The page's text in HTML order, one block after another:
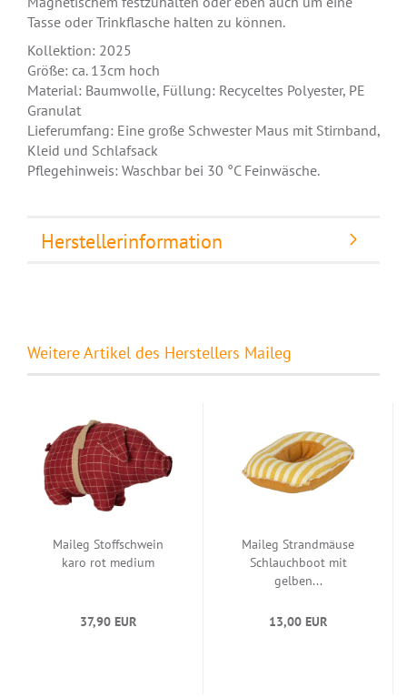
Tasse oder Trinkflasche halten zu können.
Kollektion: 2025
Größe: ca. 13cm hoch
Material: Baumwolle, Füllung: Recyceltes Polyester, PE
Granulat
Lieferumfang: Eine große Schwester Maus mit Stirnband,
Kleid und Schlafsack
Pflegehinweis: Waschbar bei 30 °C Feinwäsche.
Herstellerinformation
Weitere Artikel des Herstellers Maileg
Maileg Stoffschwein
karo rot medium
37,90 EUR
Maileg Strandmäuse
Schlauchboot mit
gelben...
13,00 EUR